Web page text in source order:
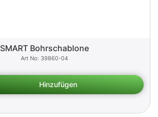
SMART Bohrschablone
39860-04